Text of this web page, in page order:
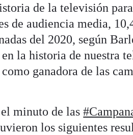
de la televisión
de audiencia media,
del 2020, según
la historia de nuestra
ganadora de las
minuto de las
los siguientes